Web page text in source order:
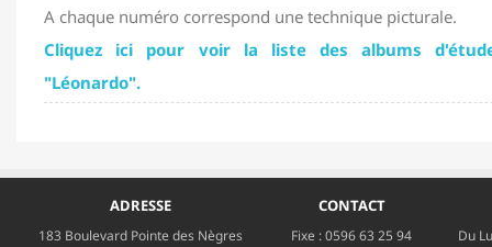
A chaque numéro correspond une technique picturale.
Cliquez ici pour voir la liste des albums
"Léonardo".
ADRESSE
183 Boulevard Pointe des Nègres
CONTACT
Fixe :0596 63 25 94
Du